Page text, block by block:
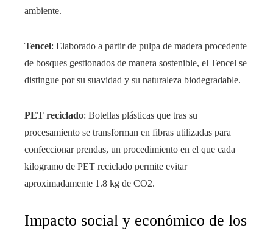
ambiente.
Tencel: Elaborado a partir de pulpa de madera procedente
de bosques gestionados de manera sostenible, el Tencel se
distingue por su suavidad y su naturaleza biodegradable.
PET reciclado: Botellas plásticas que tras su
procesamiento se transforman en fibras utilizadas para
confeccionar prendas, un procedimiento en el que cada
kilogramo de PET reciclado permite evitar
aproximadamente 1.8 kg de CO2.
Impacto social y económico de los